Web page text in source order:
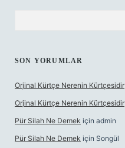
SON YORUMLAR
Orjinal Kürtçe Nerenin Kürtçesidir
Orjinal Kürtçe Nerenin Kürtçesidir
Pür Silah Ne Demek için admin
Pür Silah Ne Demek için Songül